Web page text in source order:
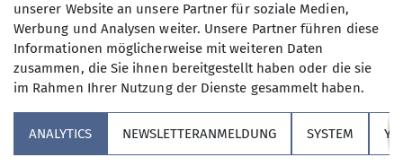
Organisation Monika Strauß
Details
Aufbaukurs Sportklettern - Vorstieg
unserer Website an unsere Partner für soziale Medien,
Werbung und Analysen weiter. Unsere Partner führen diese
Informationen möglicherweise mit weiteren Daten
zusammen, die Sie ihnen bereitgestellt haben oder die sie
im Rahmen Ihrer Nutzung der Dienste gesammelt haben.
ANALYTICS NEWSLETTERANMELDUNG SYSTEM